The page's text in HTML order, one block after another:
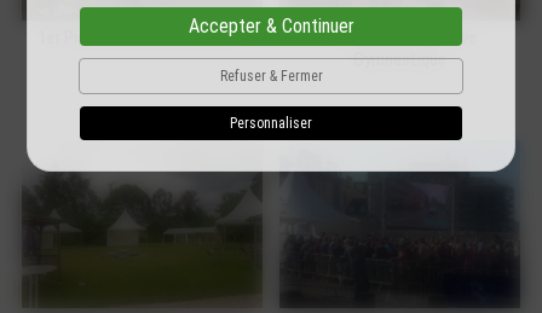
Accepter & Continuer
Refuser & Fermer
Personnaliser
1er Pierre Saint Gilles Neotoa
Competition Sportive
Gymnastique